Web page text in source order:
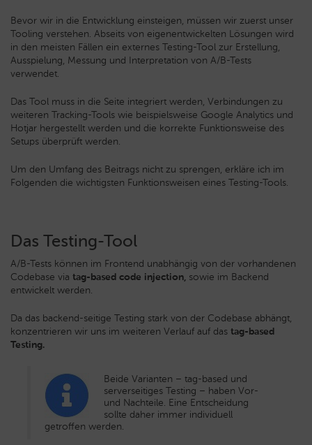
Bevor wir in die Entwicklung einsteigen, müssen wir zuerst unser
Tooling verstehen. Abseits von eigenentwickelten Lösungen wird
in den meisten Fällen ein externes Testing-Tool zur Erstellung,
Ausspielung, Messung und Interpretation von A/B-Tests
verwendet.
Das Tool muss in die Seite integriert werden, Verbindungen zu
weiteren Tracking-Tools wie beispielsweise Google Analytics und
Hotjar hergestellt werden und die korrekte Funktionsweise des
Setups überprüft werden.
Um den Umfang des Beitrags nicht zu sprengen, erkläre ich im
Folgenden die wichtigsten Funktionsweisen eines Testing-Tools.
Das Testing-Tool
A/B-Tests können im Frontend unabhängig von der vorhandenen
Codebase via tag-based code injection, sowie im Backend
entwickelt werden.
Da das backend-seitige Testing stark von der Codebase abhängt,
konzentrieren wir uns im weiteren Verlauf auf das tag-based
Testing.
Beide Varianten – tag-based und
serverseitiges Testing – haben Vor-
und Nachteile. Eine Entscheidung
sollte daher immer individuell
getroffen werden.